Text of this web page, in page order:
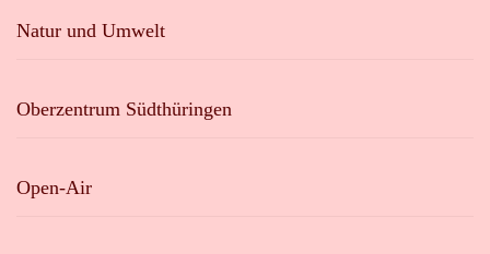
Natur und Umwelt
Oberzentrum Südthüringen
Open-Air